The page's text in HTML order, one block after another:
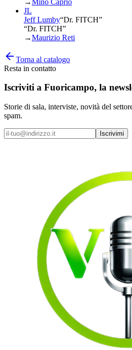
JL
Jeff Lumby“Dr. FITCH”
“Dr. FITCH”
→Maurizio Reti
Torna al catalogo
Resta in contatto
Iscriviti a Fuoricampo, la
Storie di sala, interviste, novità del
spam.
Iscrivimi